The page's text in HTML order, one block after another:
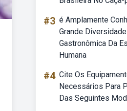
#3 é Amplamente
Grande Diversidade
Gastronômica Da
Humana
#4 Cite Os
Necessários Para
Das Seguintes